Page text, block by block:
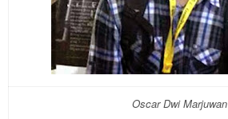
Oscar Dwi Marjuwan